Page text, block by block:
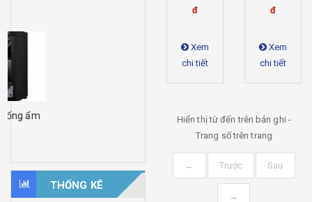
đ
Xem
chi tiết
đ
Xem
chi tiết
Hiển thị từđếntrênbản ghi -
Trang sốtrêntrang
← Trước Sau
→
Lý do nên dùng tủ chống ẩm
THỐNG KÊ